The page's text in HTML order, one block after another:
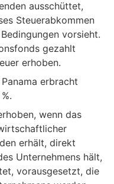
ausschüttet,
Steuerabkommen
vorsieht.
gezahlt
erhoben.
erbracht
wenn das
erhält, direkt
Unternehmens hält,
vorausgesetzt, die